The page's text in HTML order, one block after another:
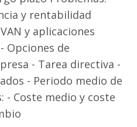
y rentabilidad
y aplicaciones
Opciones de
- Tarea directiva -
- Periodo medio de
- Coste medio y coste